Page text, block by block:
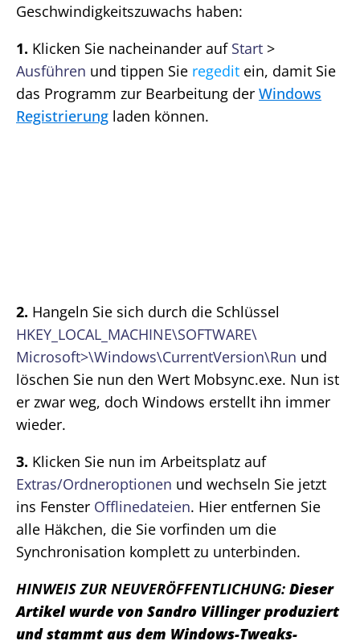
Geschwindigkeitszuwachs haben:
1. Klicken Sie nacheinander auf Start >
Ausführen und tippen Sie regedit ein, damit Sie
das Programm zur Bearbeitung der Windows
Registrierung laden können.
2. Hangeln Sie sich durch die Schlüssel
HKEY_LOCAL_MACHINE\SOFTWARE\
Microsoft>\Windows\CurrentVersion\Run und
löschen Sie nun den Wert Mobsync.exe. Nun ist
er zwar weg, doch Windows erstellt ihn immer
wieder.
3. Klicken Sie nun im Arbeitsplatz auf
Extras/Ordneroptionen und wechseln Sie jetzt
ins Fenster Offlinedateien. Hier entfernen Sie
alle Häkchen, die Sie vorfinden um die
Synchronisation komplett zu unterbinden.
HINWEIS ZUR NEUVERÖFFENTLICHUNG: Dieser
Artikel wurde von Sandro Villinger produziert
und stammt aus dem Windows-Tweaks-